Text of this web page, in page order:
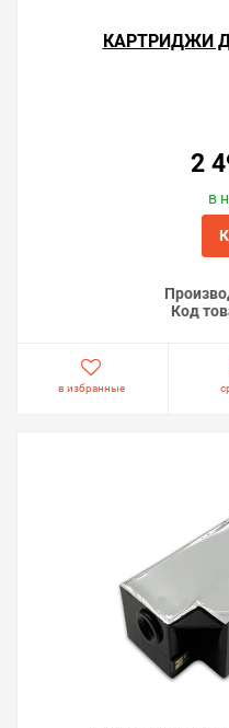
Решили купить чип
КАРТРИДЖИ
2
в
Код
в избранные